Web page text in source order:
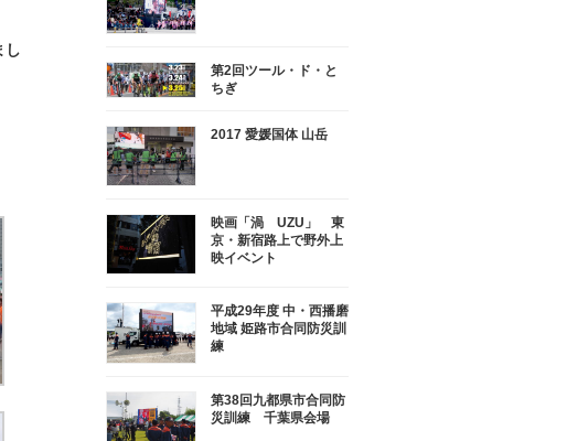
し
第2回ツール・ド・と
ちぎ
2017 愛媛国体 山岳
映画「渦 UZU」 東
京・新宿路上で野外上
映イベント
平成29年度 中・西播磨
地域 姫路市合同防災訓
練
第38回九都県市合同防
災訓練 千葉県会場